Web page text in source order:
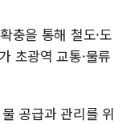
충을 통해 철도·도
초광역 교통·물류
공급과 관리를 위